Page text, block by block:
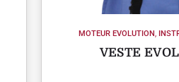
MOTEUR EVOLUTION,
VESTE